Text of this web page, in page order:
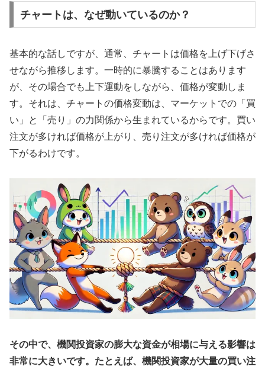
チャートは、なぜ動いているのか？
基本的な話しですが、通常、チャートは価格を上げ下げさ
せながら推移します。一時的に暴騰することはあります
が、その場合でも上下運動をしながら、価格が変動しま
す。それは、チャートの価格変動は、マーケットでの「買
い」と「売り」の力関係から生まれているからです。買い
注文が多ければ価格が上がり、売り注文が多ければ価格が
下がるわけです。
その中で、機関投資家の膨大な資金が相場に与える影響は
非常に大きいです。たとえば、機関投資家が大量の買い注